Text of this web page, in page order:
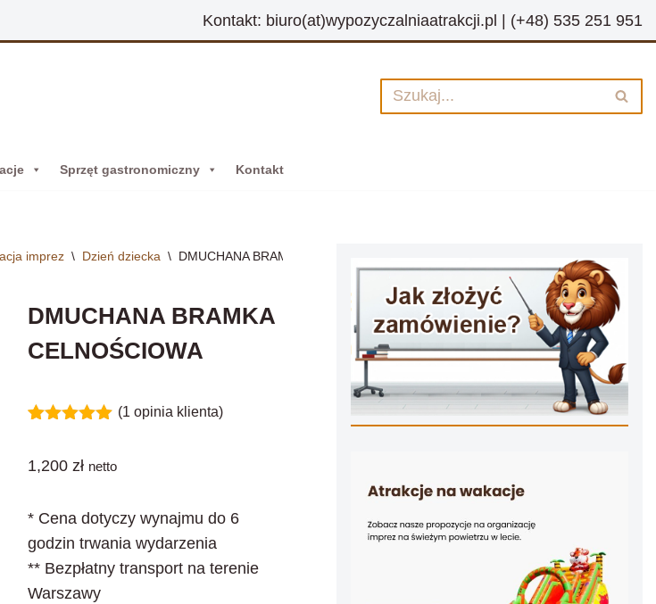
Kontakt: biuro(at)wypozyczalniaatrakcji.pl | (+48) 535 251 951
Sprzęt gastronomiczny Kontakt
imprez \ Dzień dziecka \ DMUCHANA BRAMKA CELNOŚCIOWA
DMUCHANA BRAMKA
CELNOŚCIOWA
na
klienta
(1 opinia klienta)
1,200zł netto
* Cena dotyczy wynajmu do 6
godzin trwania wydarzenia
** Bezpłatny transport na terenie
Warszawy